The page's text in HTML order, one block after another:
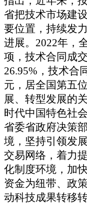
省把技术市场建
要位置，持续发
进展。 2022年，
项，技术合同成
26.95%，技术合
元，居全国第五
展、转型发展的
时代中国特色社
省委省政府决策
境，坚持引领发
交易网络，着力
化制度环境，加
资金为纽带、政
动科技成果转移